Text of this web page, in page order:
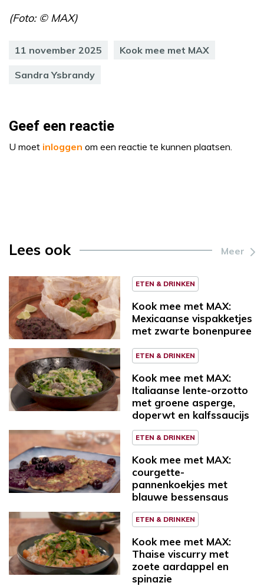
(Foto: © MAX)
11 november 2025 Kook mee met MAX
Sandra Ysbrandy
Geef een reactie
U moet inloggen om een reactie te kunnen plaatsen.
Lees ook Meer
ETEN & DRINKEN
Kook mee met MAX:
Mexicaanse vispakketjes
met zwarte bonenpuree
ETEN & DRINKEN
Kook mee met MAX:
Italiaanse lente-orzotto
met groene asperge,
doperwt en kalfssaucijs
ETEN & DRINKEN
Kook mee met MAX:
courgette-
pannenkoekjes met
blauwe bessensaus
ETEN & DRINKEN
Kook mee met MAX:
Thaise viscurry met
zoete aardappel en
spinazie